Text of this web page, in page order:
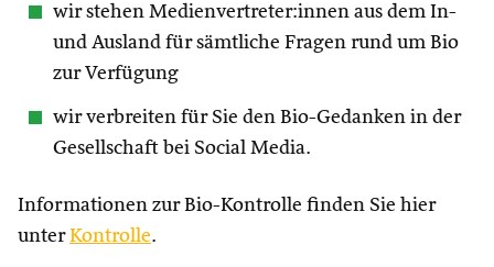
wir stehen Medienvertreter:innen aus dem In-
und Ausland für sämtliche Fragen rund um Bio
zur Verfügung
wir verbreiten für Sie den Bio-Gedanken in der
Gesellschaft bei Social Media.
Informationen zur Bio-Kontrolle finden Sie hier
unterKontrolle.